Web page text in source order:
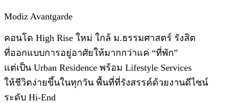
Modiz Avantgarde
คอนโด High Rise ใหม่ ใกล้ ม.ธรรมศาสตร์ รังสิต
ที่ออกแบบการอยู่อาศัยให้มากกว่าแค่ “ที่พัก”
แต่เป็น Urban Residence พร้อม Lifestyle Services
ให้ชีวิตง่ายขึ้นในทุกวัน พื้นที่ที่รังสรรค์ด้วยงานดีไซน์
ระดับ Hi-End